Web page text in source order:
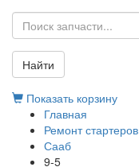
Найти
Показать корзину
Главная
Ремонт стартеров
Сааб
9-5